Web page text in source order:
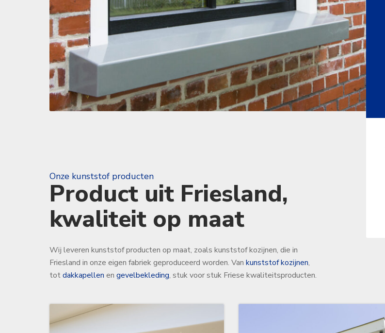
Onze kunststof producten
Product uit Friesland,
kwaliteit op maat
Wij leveren kunststof producten op maat, zoals kunststof kozijnen, die in
Friesland in onze eigen fabriek geproduceerd worden. Van kunststof kozijnen,
totdakkapellen en gevelbekleding, stuk voor stuk Friese kwaliteitsproducten.